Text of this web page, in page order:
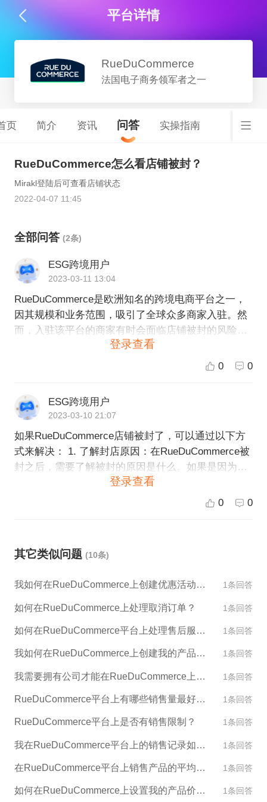
平台详情
RueDuCommerce
法国电子商务领军者之一
页 简介 资讯 问答 实操指南
RueDuCommerce怎么看店铺被封？
Mirakl登陆后可查看店铺状态
2022-04-07 11:45
全部问答 (2条)
ESG跨境用户
2023-03-11 13:04
RueDuCommerce是欧洲知名的跨境电商平台之一，
因其规模和业务范围，吸引了全球众多商家入驻。然
而，入驻该平台的商家有时会面临店铺被封的风险。
店铺被封通常是因为RueDuCommerce平台认为该店
铺存在严重违规行为，如虚假宣传、欺诈消费者、侵
暂停或永久关停该店铺，以保障平台内其他商家及用
户的权益。 如果您的店铺被封，请详细了解RueDuCo
mmerce的封店原因，并积极与平台方沟通和解决问
题。在整个过程中，一定要遵守平台规则和法律法
规，保持诚信经营，以重获平台信任和恢复店铺运
登录查看
0 0
ESG跨境用户
2023-03-10 21:07
如果RueDuCommerce店铺被封了，可以通过以下方
式来解决： 1. 了解封店原因：在RueDuCommerce被
封之后，需要了解被封的原因是什么。如果是因为违
反了平台的规定或政策，那么就需要修正问题并与平
许可证、付款证明等以证明你的店铺是合法的。 4. 制
个解封计划并落实执行，例如调整商品售价、改进售
后服务等。 5. 跟进处理：在向RueDuCommerce提交
到回复或解封仍未生效，可以再次与平台客服联系。
登录查看
0 0
其它类似问题 (10条)
我如何在RueDuCommerce上创建优惠活动和促销？ 1条回答
如何在RueDuCommerce上处理取消订单？ 1条回答
如何在RueDuCommerce平台上处理售后服务？ 1条回答
我如何在RueDuCommerce上创建我的产品目录？ 1条回答
我需要拥有公司才能在RueDuCommerce上出售产品吗？ 1条回答
RueDuCommerce平台上有哪些销售量最好的产品类别？ 1条回答
RueDuCommerce平台上是否有销售限制？ 1条回答
我在RueDuCommerce平台上的销售记录如何影响我的账户评级？ 1条回答
在RueDuCommerce平台上销售产品的平均价格是多少？ 1条回答
如何在RueDuCommerce上设置我的产品价格？ 1条回答